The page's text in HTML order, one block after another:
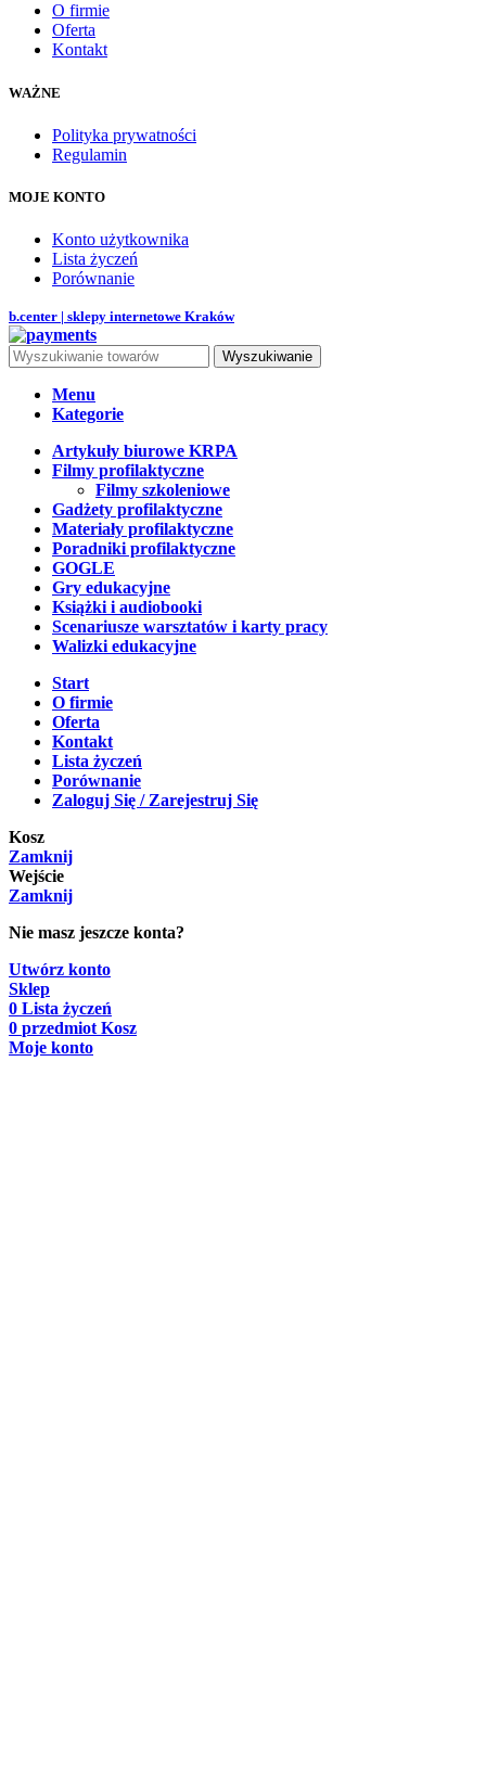
O firmie
Oferta
Kontakt
WAŻNE
Polityka prywatności
Regulamin
MOJE KONTO
Konto użytkownika
Lista życzeń
Porównanie
b.center | sklepy internetowe Kraków
Wyszukiwanie
Menu
Kategorie
Artykuły biurowe KRPA
Filmy profilaktyczne
Filmy szkoleniowe
Gadżety profilaktyczne
Materiały profilaktyczne
Poradniki profilaktyczne
GOGLE
Gry edukacyjne
Książki i audiobooki
Scenariusze warsztatów i karty pracy
Walizki edukacyjne
Start
O firmie
Oferta
Kontakt
Lista życzeń
Porównanie
Zaloguj Się / Zarejestruj Się
Kosz
Zamknij
Wejście
Zamknij
Nie masz jeszcze konta?
Utwórz konto
Sklep
0 Lista życzeń
0 przedmiot Kosz
Moje konto